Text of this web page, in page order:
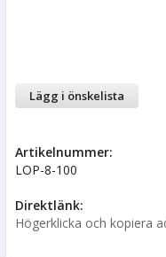
Lägg i önskelista
Artikelnummer:
LOP-8-100
Direktlänk:
Högerklicka och kopiera